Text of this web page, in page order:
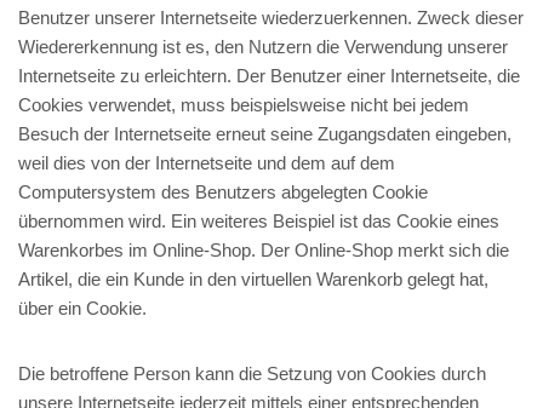
Benutzer unserer Internetseite wiederzuerkennen. Zweck dieser
Wiedererkennung ist es, den Nutzern die Verwendung unserer
Internetseite zu erleichtern. Der Benutzer einer Internetseite, die
Cookies verwendet, muss beispielsweise nicht bei jedem
Besuch der Internetseite erneut seine Zugangsdaten eingeben,
weil dies von der Internetseite und dem auf dem
Computersystem des Benutzers abgelegten Cookie
übernommen wird. Ein weiteres Beispiel ist das Cookie eines
Warenkorbes im Online-Shop. Der Online-Shop merkt sich die
Artikel, die ein Kunde in den virtuellen Warenkorb gelegt hat,
über ein Cookie.
Die betroffene Person kann die Setzung von Cookies durch
unsere Internetseite jederzeit mittels einer entsprechenden